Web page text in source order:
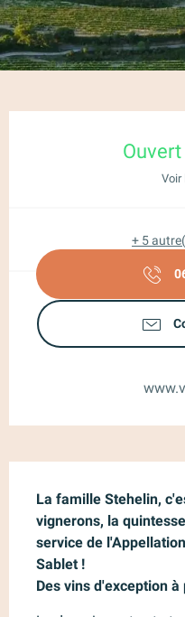
Voir
+ 5
La famille Stehelin,
vignerons, la
service de
Sablet !
Des vins d'exception à